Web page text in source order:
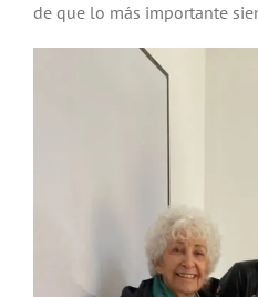
de que lo más importante